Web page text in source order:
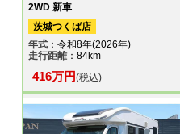
2WD 新車
茨城つくば店
年式 ：令和8年(2026年)
走行距離：84km
416万円(税込)